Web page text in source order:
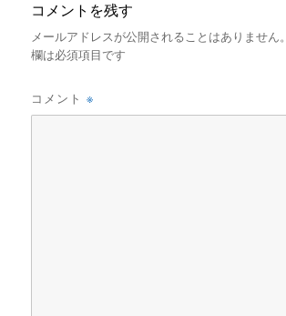
コメントを残す
メールアドレスが公開されることはありません。
欄は必須項目です
コメント※